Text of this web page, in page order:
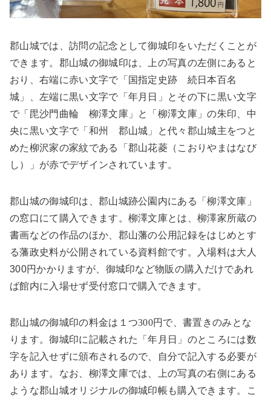
郡山城では、訪問の記念として御城印をいただくことが
できます。郡山城の御城印は、上の写真の左側にあると
おり、右端に赤い文字で「国指定史跡 続日本百名
城」、左端に黒い文字で「年月日」とその下に黒い文字
で「毘沙門曲輪 柳澤文庫」と「柳澤文庫」の朱印、中
央に黒い文字で「和州 郡山城」と代々郡山城主をつと
めた柳沢家の家紋である「郡山花菱（こおりやまはなび
し）」が赤でデザインされています。
郡山城の御城印は、郡山城跡公園内にある「柳澤文庫」
の窓口にて購入できます。柳澤文庫とは、柳澤家所蔵の
書画などの作品のほか、郡山藩の公用記録をはじめとす
る藩政史料が公開されている資料館です。入場料は大人
300円かかりますが、御城印など物販の購入だけであれ
ば館内に入場せず受付窓口で購入できます。
郡山城の御城印の料金は１つ300円で、書置きのみとな
ります。御城印に記載された「年月日」のところには数
字を記入せずに頒布されるので、自分で記入する必要が
あります。なお、柳澤文庫では、上の写真の右側にある
ような郡山城オリジナルの御城印帳も購入できます。こ